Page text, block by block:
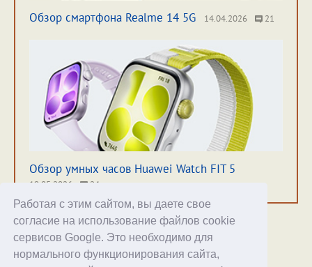
Работая с этим сайтом, вы даете свое
согласие на использование файлов cookie
сервисов Google. Это необходимо для
нормального функционирования сайта,
Обзор смартфона Realme 14 5G 14.04.2026 21
Обзор умных часов Huawei Watch FIT 5
19.05.2026 24
Хостинг